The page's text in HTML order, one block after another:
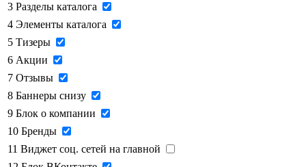
3 Разделы каталога
4 Элементы каталога
5 Тизеры
6 Акции
7 Отзывы
8 Баннеры снизу
9 Блок о компании
10 Бренды
11 Виджет соц. сетей на главной